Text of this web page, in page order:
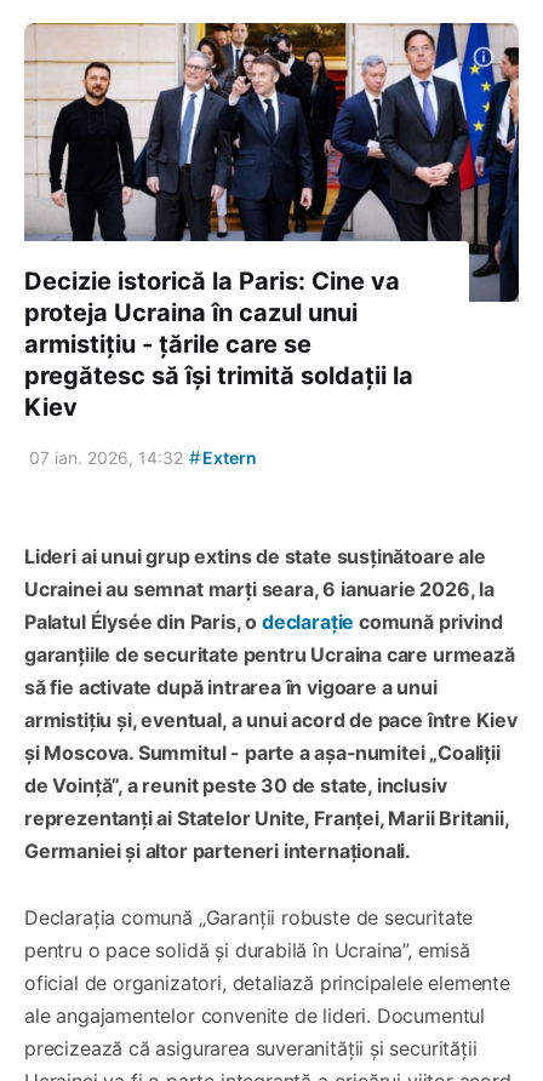
Decizie istorică la Paris: Cine va
proteja Ucraina în cazul unui
armistițiu - țările care se
pregătesc să își trimită soldații la
Kiev
07 ian. 2026, 14:32 #Extern
Lideri ai unui grup extins de state susținătoare ale
Ucrainei au semnat marți seara, 6 ianuarie 2026, la
Palatul Élysée din Paris, o declarație comună privind
garanțiile de securitate pentru Ucraina care urmează
să fie activate după intrarea în vigoare a unui
armistițiu şi, eventual, a unui acord de pace între Kiev
şi Moscova. Summitul - parte a aşa‑numitei „Coaliţii
de Voinţă”, a reunit peste 30 de state, inclusiv
reprezentanţi ai Statelor Unite, Franţei, Marii Britanii,
Germaniei şi altor parteneri internaţionali.
Declaraţia comună „Garanţii robuste de securitate
pentru o pace solidă şi durabilă în Ucraina”, emisă
oficial de organizatori, detaliază principalele elemente
ale angajamentelor convenite de lideri. Documentul
precizează că asigurarea suveranităţii şi securităţii